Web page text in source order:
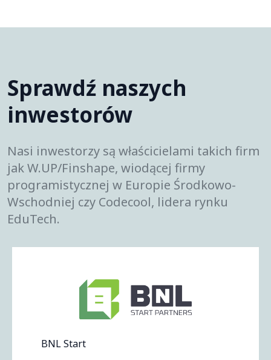
Sprawdź naszych
inwestorów
Nasi inwestorzy są właścicielami takich firm
jak W.UP/Finshape, wiodącej firmy
programistycznej w Europie Środkowo-
Wschodniej czy Codecool, lidera rynku
EduTech.
BNL Start